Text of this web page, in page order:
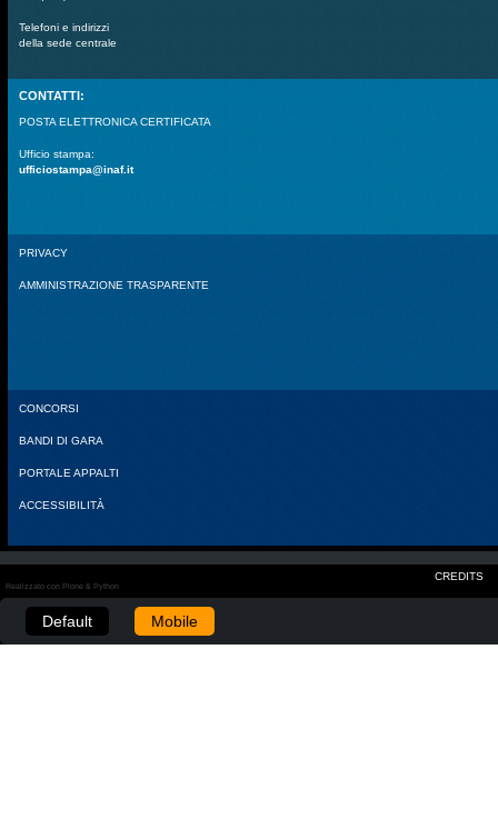
Telefoni e indirizzi
della sede centrale
CONTATTI:
POSTA ELETTRONICA CERTIFICATA
Ufficio stampa:
ufficiostampa@inaf.it
PRIVACY
AMMINISTRAZIONE TRASPARENTE
CONCORSI
BANDI DI GARA
PORTALE APPALTI
ACCESSIBILITÀ
CREDITS
Realizzato con Plone & Python
Default Mobile